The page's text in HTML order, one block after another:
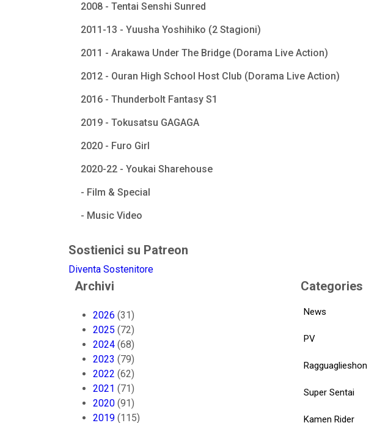
2008 - Tentai Senshi Sunred
2011-13 - Yuusha Yoshihiko (2 Stagioni)
2011 - Arakawa Under The Bridge (Dorama Live Action)
2012 - Ouran High School Host Club (Dorama Live Action)
2016 - Thunderbolt Fantasy S1
2019 - Tokusatsu GAGAGA
2020 - Furo Girl
2020-22 - Youkai Sharehouse
- Film & Special
- Music Video
Sostienici su Patreon
Diventa Sostenitore
Archivi
2026 (31)
2025 (72)
2024 (68)
2023 (79)
2022 (62)
2021 (71)
2020 (91)
2019 (115)
Categories
News
PV
Ragguaglieshon
Super Sentai
Kamen Rider